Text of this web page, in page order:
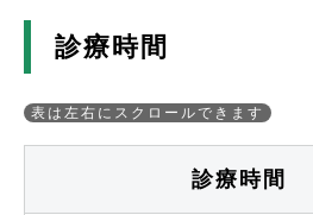
診療時間
診療時間